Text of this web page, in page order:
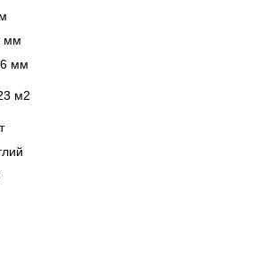
мм
мм
м2